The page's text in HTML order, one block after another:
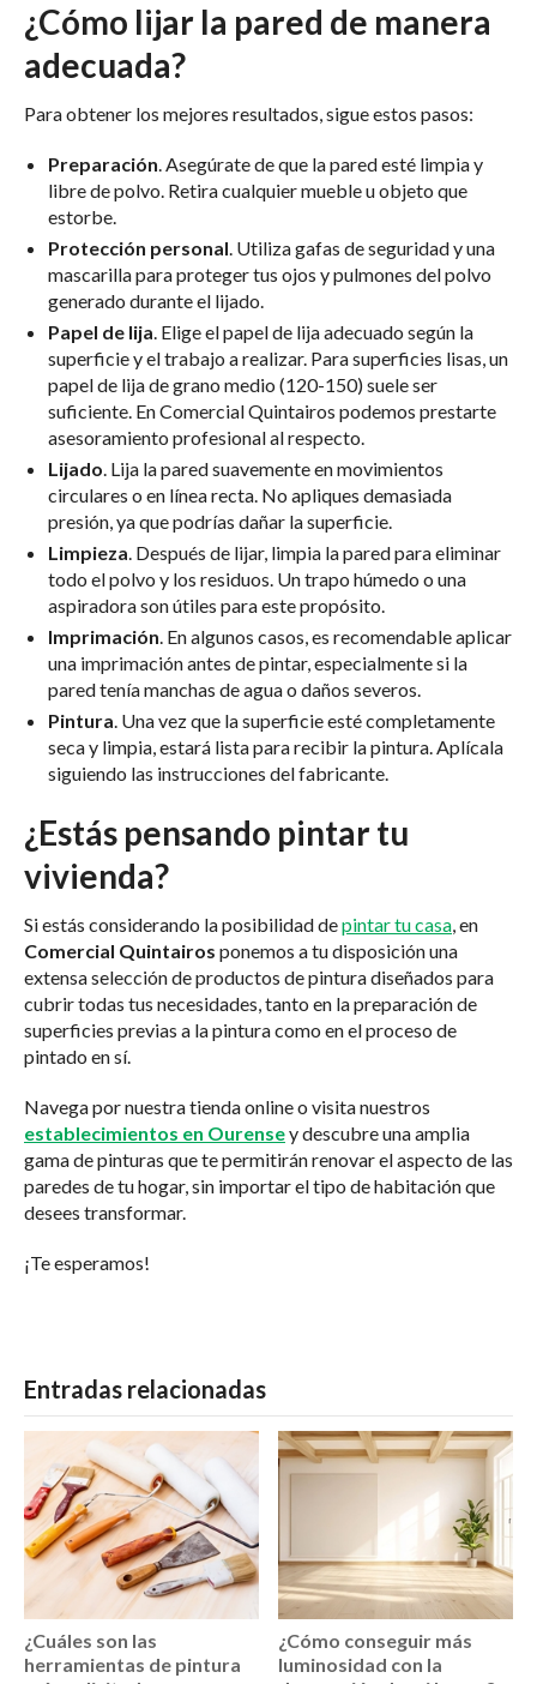
¿Cómo lijar la pared de manera
adecuada?
Para obtener los mejores resultados, sigue estos pasos:
Preparación. Asegúrate de que la pared esté limpia y
libre de polvo. Retira cualquier mueble u objeto que
estorbe.
Protección personal. Utiliza gafas de seguridad y una
mascarilla para proteger tus ojos y pulmones del polvo
generado durante el lijado.
Papel de lija. Elige el papel de lija adecuado según la
superficie y el trabajo a realizar. Para superficies lisas, un
papel de lija de grano medio (120-150) suele ser
suficiente. En Comercial Quintairos podemos prestarte
asesoramiento profesional al respecto.
Lijado. Lija la pared suavemente en movimientos
circulares o en línea recta. No apliques demasiada
presión, ya que podrías dañar la superficie.
Limpieza. Después de lijar, limpia la pared para eliminar
todo el polvo y los residuos. Un trapo húmedo o una
aspiradora son útiles para este propósito.
Imprimación. En algunos casos, es recomendable aplicar
una imprimación antes de pintar, especialmente si la
pared tenía manchas de agua o daños severos.
Pintura. Una vez que la superficie esté completamente
seca y limpia, estará lista para recibir la pintura. Aplícala
siguiendo las instrucciones del fabricante.
¿Estás pensando pintar tu
vivienda?
Si estás considerando la posibilidad depintar tu casa, en
Comercial Quintairos ponemos a tu disposición una
extensa selección de productos de pintura diseñados para
cubrir todas tus necesidades, tanto en la preparación de
superficies previas a la pintura como en el proceso de
pintado en sí.
Navega por nuestra tienda online o visita nuestros
establecimientos en Ourensey descubre una amplia
gama de pinturas que te permitirán renovar el aspecto de las
paredes de tu hogar, sin importar el tipo de habitación que
desees transformar.
¡Te esperamos!
Entradas relacionadas
¿Cuáles son las
herramientas de pintura
¿Cómo conseguir más
luminosidad con la